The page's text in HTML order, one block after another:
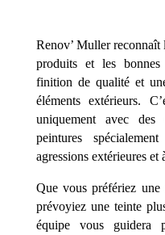
Renov’ Muller reconnaît
produits et les
finition de qualité et
éléments extérieurs.
uniquement avec
peintures
agressions extérieures et
Que vous préfériez
prévoyiez une teinte
équipe vous guidera